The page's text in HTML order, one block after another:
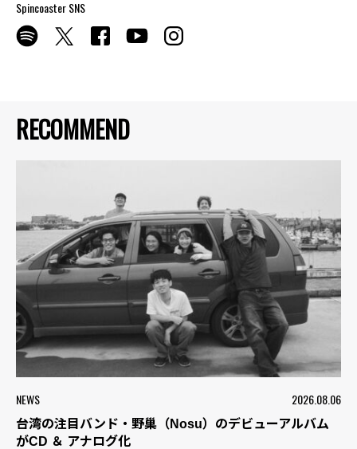
RECOMMEND
NEWS 2026.08.06
台湾の注目バンド・野巢（Nosu）のデビューアルバム
がCD ＆ アナログ化
Spincoaster SNS